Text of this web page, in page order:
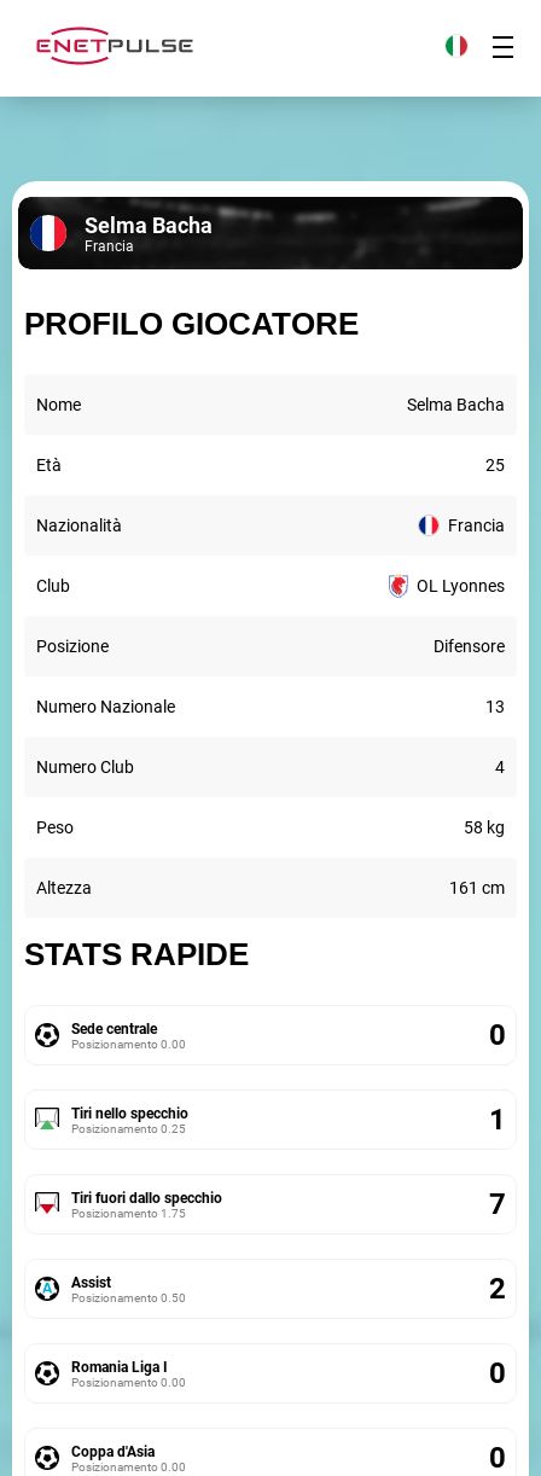
Selma Bacha
Francia
PROFILO GIOCATORE
Nome Selma Bacha
Età 25
Nazionalità Francia
Club OL Lyonnes
Posizione Difensore
Numero Nazionale 13
Numero Club 4
Peso 58 kg
Altezza 161 cm
STATS RAPIDE
Sede centrale
Posizionamento0.00 0
Tiri nello specchio
Posizionamento0.25 1
Tiri fuori dallo specchio
Posizionamento 1.75 7
Assist
Posizionamento0.50 2
Romania Liga I
Posizionamento0.00 0
Coppa d'Asia
Posizionamento0.00 0